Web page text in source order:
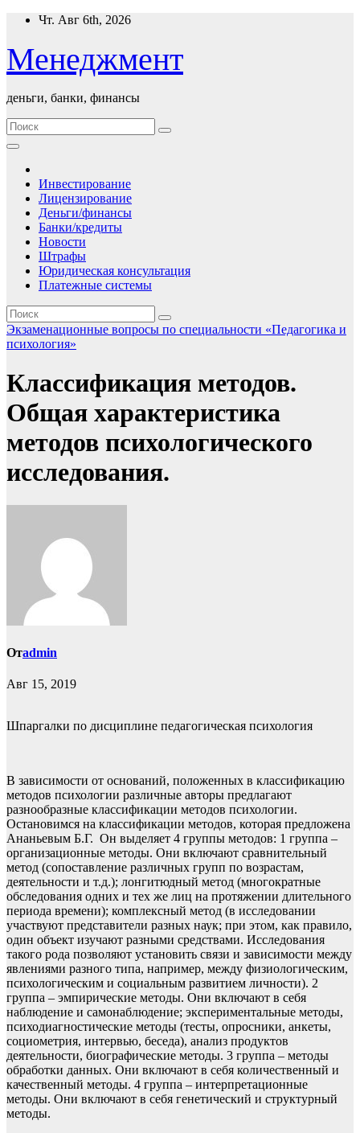
Перейти
содержимому
Чт. Авг 6th, 2026
Менеджмент
деньги, банки, финансы
Инвестирование
Лицензирование
Деньги/финансы
Банки/кредиты
Новости
Штрафы
Юридическая консультация
Платежные системы
Экзаменационные вопросы по специальности «Педагогика и
психология»
Классификация методов.
Общая характеристика
методов психологического
исследования.
Отadmin
Авг 15, 2019
Шпаргалки по дисциплине педагогическая психология
В зависимости от оснований, положенных в классификацию
методов психологии различные авторы предлагают
разнообразные классификации методов психологии.
Остановимся на классификации методов, которая предложена
Ананьевым Б.Г. Он выделяет 4 группы методов: 1 группа –
организационные методы. Они включают сравнительный
метод (сопоставление различных групп по возрастам,
деятельности и т.д.); лонгитюдный метод (многократные
обследования одних и тех же лиц на протяжении длительного
периода времени); комплексный метод (в исследовании
участвуют представители разных наук; при этом, как правило,
один объект изучают разными средствами. Исследования
такого рода позволяют установить связи и зависимости между
явлениями разного типа, например, между физиологическим,
психологическим и социальным развитием личности). 2
группа – эмпирические методы. Они включают в себя
наблюдение и самонаблюдение; экспериментальные методы,
психодиагностические методы (тесты, опросники, анкеты,
социометрия, интервью, беседа), анализ продуктов
деятельности, биографические методы. 3 группа – методы
обработки данных. Они включают в себя количественный и
качественный методы. 4 группа – интерпретационные
методы. Они включают в себя генетический и структурный
методы.